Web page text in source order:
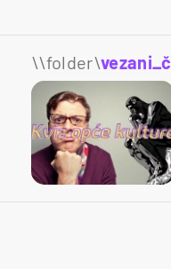
\\folder\